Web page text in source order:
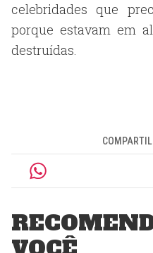
celebridades que
porque estavam em
destruídas.